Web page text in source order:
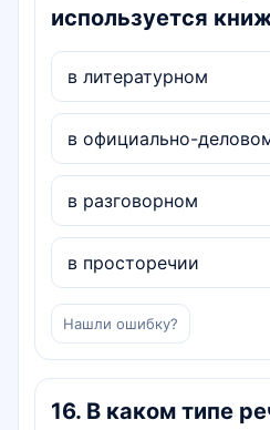
используется
в литературном
в официально-
в разговорном
в просторечии
Нашли ошибку?
16. В каком типе